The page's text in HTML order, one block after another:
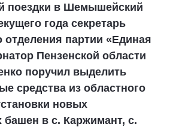
поездки в Шемышейский
года секретарь
отделения партии «Единая
Пензенской области
поручил выделить
средства из областного
новых
в с. Каржимант, с.